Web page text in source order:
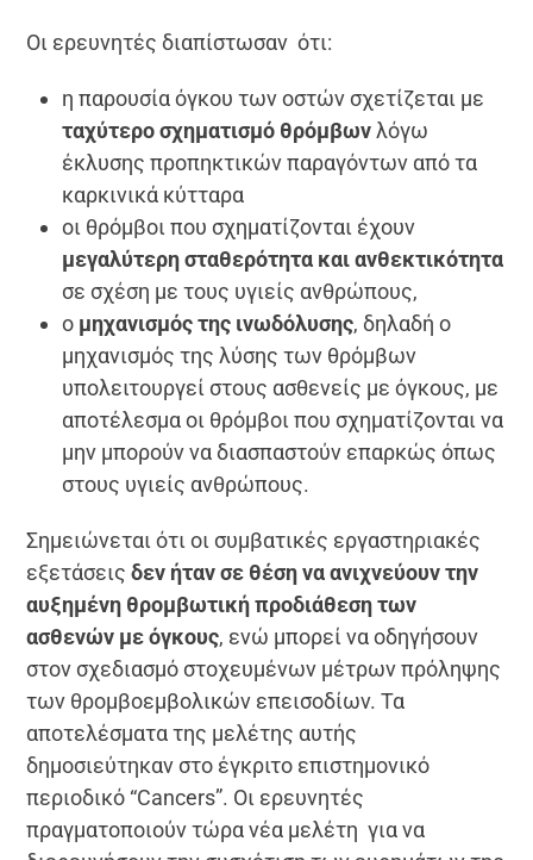
Οι ερευνητές διαπίστωσαν ότι:
η παρουσία όγκου των οστών σχετίζεται με
ταχύτερο σχηματισμό θρόμβωνλόγω
έκλυσης προπηκτικών παραγόντων από τα
καρκινικά κύτταρα
οι θρόμβοι που σχηματίζονται έχουν
μεγαλύτερη σταθερότητα και ανθεκτικότητα
σε σχέση με τους υγιείς ανθρώπους,
ο μηχανισμός της ινωδόλυσης, δηλαδή ο
μηχανισμός της λύσης των θρόμβων
υπολειτουργεί στους ασθενείς με όγκους, με
αποτέλεσμα οι θρόμβοι που σχηματίζονται να
μην μπορούν να διασπαστούν επαρκώς όπως
στους υγιείς ανθρώπους.
Σημειώνεται ότι οι συμβατικές εργαστηριακές
εξετάσειςδεν ήταν σε θέση να ανιχνεύουν την
αυξημένη θρομβωτική προδιάθεση των
ασθενών με όγκους, ενώ μπορεί να οδηγήσουν
στον σχεδιασμό στοχευμένων μέτρων πρόληψης
των θρομβοεμβολικών επεισοδίων. Τα
αποτελέσματα της μελέτης αυτής
δημοσιεύτηκαν στο έγκριτο επιστημονικό
περιοδικό “Cancers”. Οι ερευνητές
πραγματοποιούν τώρα νέα μελέτη για να